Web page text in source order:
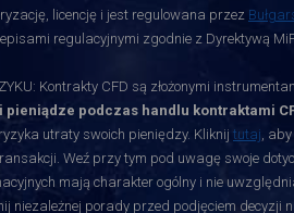
licencję i jest regulowana przez
regulacyjnymi zgodnie z Dyrektywą
Kontrakty CFD są złożonymi
podczas handlu kontraktami
utraty swoich pieniędzy. Kliknij tutaj,
Weź przy tym pod uwagę swoje
mają charakter ogólny i nie
niezależnej porady przed podjęciem decyzji